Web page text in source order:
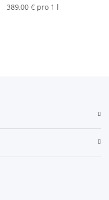
389,00 € pro 1 l